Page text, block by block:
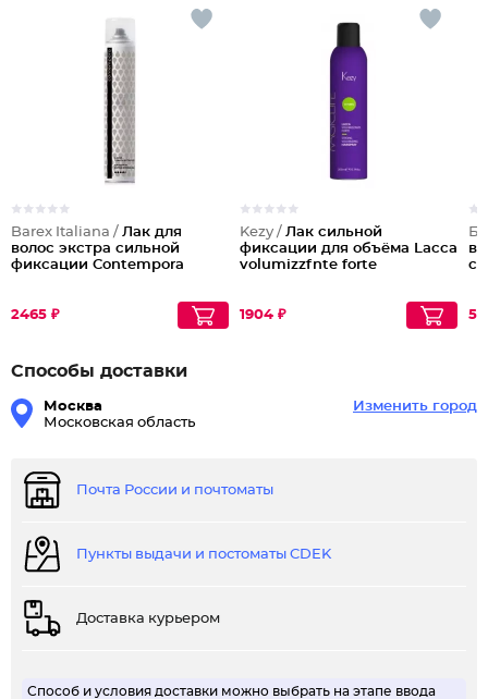
Barex Italiana / Лак для
волос экстра сильной
фиксации Contempora
2465 ₽
Kezy / Лак сильной
фиксации для объёма Lacca
volumizzfnte forte
1904 ₽
Способы доставки
Москва
Московская область
Изменить город
Почта России и почтоматы
Пункты выдачи и постоматы CDEK
Доставка курьером
Способ и условия доставки можно выбрать на этапе ввода